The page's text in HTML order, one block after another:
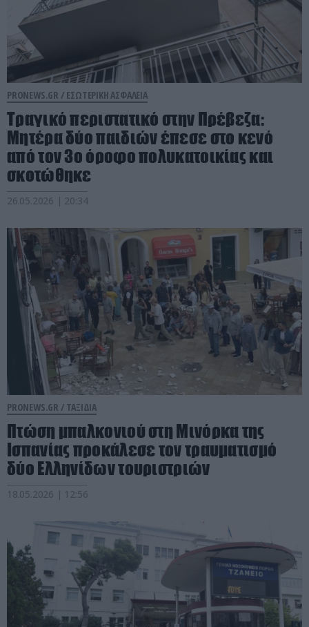
PRONEWS.GR / ΕΣΩΤΕΡΙΚΗ ΑΣΦΑΛΕΙΑ
Τραγικό περιστατικό στην Πρέβεζα:
Μητέρα δύο παιδιών έπεσε στο κενό
από τον 3ο όροφο πολυκατοικίας και
σκοτώθηκε
26.05.2026 | 20:34
PRONEWS.GR / ΤΑΞΙΔΙΑ
Πτώση μπαλκονιού στη Μινόρκα της
Ισπανίας προκάλεσε τον τραυματισμό
δύο Ελληνίδων τουριστριών
18.05.2026 | 12:56